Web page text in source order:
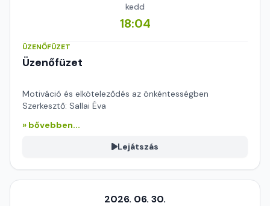
kedd
18:04
ÜZENŐFÜZET
Üzenőfüzet
Motiváció és elköteleződés az önkéntességben
Szerkesztő: Sallai Éva
» bővebben...
Lejátszás
2026. 06. 30.